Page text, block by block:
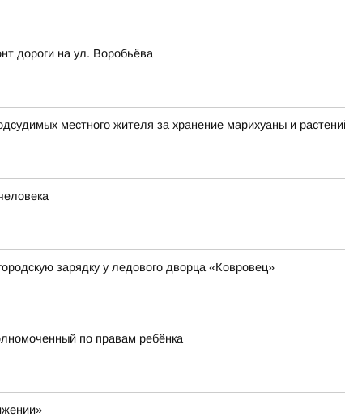
дороги на ул. Воробьёва
местного жителя за хранение марихуаны и
зарядку у ледового дворца «Ковровец»
по правам ребёнка